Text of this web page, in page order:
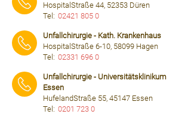
HospitalStraße 44, 52353 Düren
Tel: 02421 805 0
Unfallchirurgie - Kath. Krankenhaus
HospitalStraße 6-10, 58099 Hagen
Tel: 02331 696 0
Unfallchirurgie - Universitätsklinikum
Essen
HufelandStraße 55, 45147 Essen
Tel: 0201 723 0